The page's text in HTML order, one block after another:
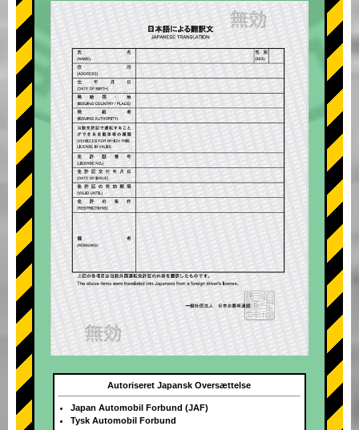
Autoriseret Japansk Oversættelse
Japan Automobil Forbund (JAF)
Tysk Automobil Forbund